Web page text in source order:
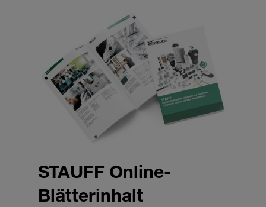
STAUFF Online-
Blätterinhalt